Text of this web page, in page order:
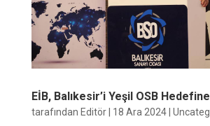
EİB, Balıkesir’i Yeşil OSB
tarafından Editör| 18 Ara 2024|